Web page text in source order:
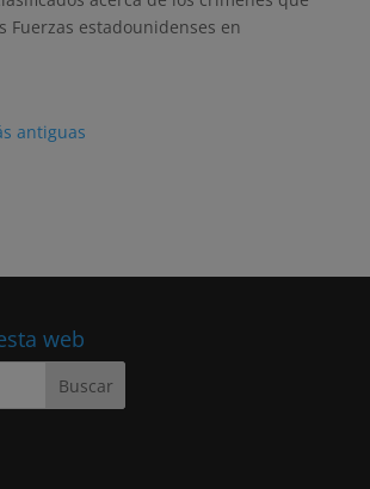
Fuerzas estadounidenses en
antiguas
web